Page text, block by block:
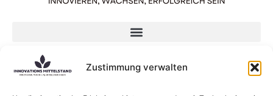
Zustimmung verwalten
Impressum